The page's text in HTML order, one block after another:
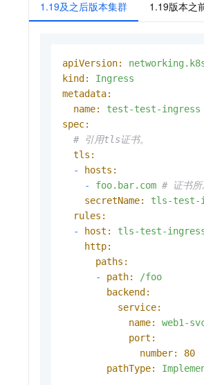
1.19及之后版本集群 1.19版本之
apiVersion:
kind:
Ingress
metadata:
name:
test-test-ingress
spec:
# 引用tls证书。
tls:
-
hosts:
-
foo.bar.com # 证书所
secretName:
tls-test-
rules:
-
host:
tls-test-
http:
paths:
-
path:
/foo
backend:
service:
name:
web1-
port:
number:
80
pathType: